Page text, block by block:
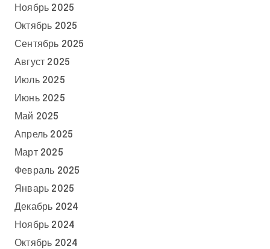
Ноябрь 2025
Октябрь 2025
Сентябрь 2025
Август 2025
Июль 2025
Июнь 2025
Май 2025
Апрель 2025
Март 2025
Февраль 2025
Январь 2025
Декабрь 2024
Ноябрь 2024
Октябрь 2024